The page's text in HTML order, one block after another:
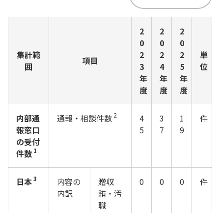
集計範
囲
項目
2
0
2
3
年
度
2
0
2
4
年
度
2
0
2
5
年
度
単
位
内部通
報窓口
の受付
件数 1
通報・相談件数 2
4
5
3
7
1
9
件
日本3
内容の
内訳
贈収
賄・汚
職
0 0 0 件